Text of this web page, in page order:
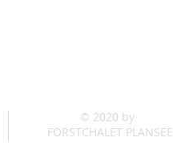
© 2020 by
FORSTCHALET PLANSEE